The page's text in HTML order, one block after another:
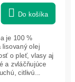
Do košíka
je 100 %
lisovaný olej
o pleť, vlasy aj
a zvláčňujúce
citlivú...